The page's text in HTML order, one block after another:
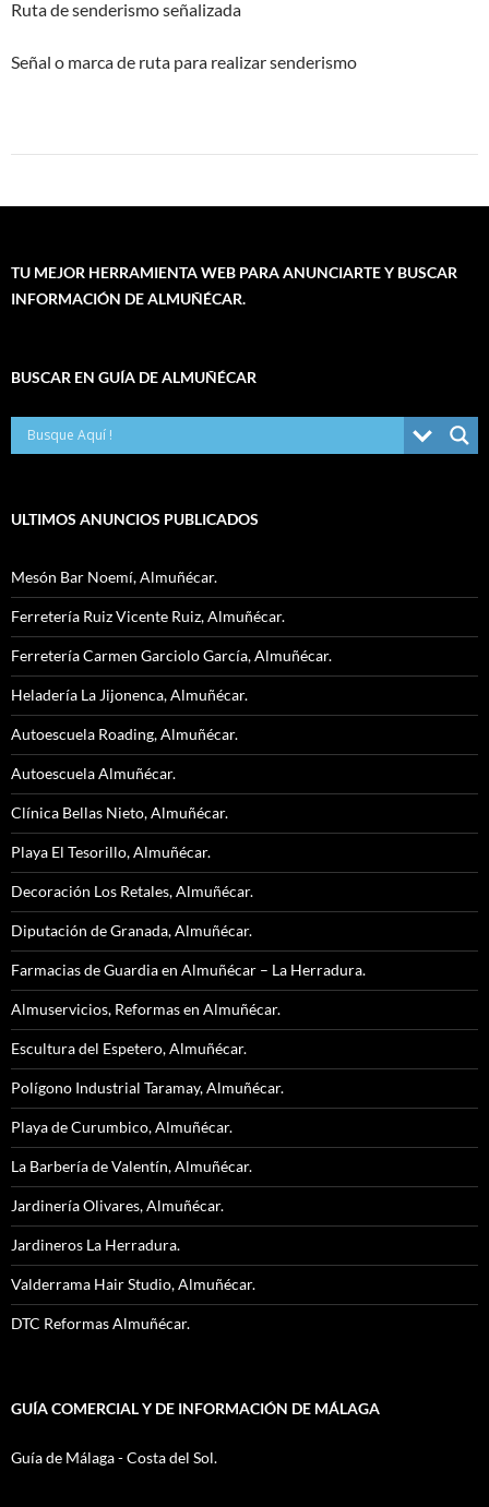
Ruta de senderismo señalizada
Señal o marca de ruta para realizar senderismo
TU MEJOR HERRAMIENTA WEB PARA ANUNCIARTE Y BUSCAR
INFORMACIÓN DE ALMUÑÉCAR.
BUSCAR EN GUÍA DE ALMUÑÉCAR
ULTIMOS ANUNCIOS PUBLICADOS
Mesón Bar Noemí, Almuñécar.
Ferretería Ruiz Vicente Ruiz, Almuñécar.
Ferretería Carmen Garciolo García, Almuñécar.
Heladería La Jijonenca, Almuñécar.
Autoescuela Roading, Almuñécar.
Autoescuela Almuñécar.
Clínica Bellas Nieto, Almuñécar.
Playa El Tesorillo, Almuñécar.
Decoración Los Retales, Almuñécar.
Diputación de Granada, Almuñécar.
Farmacias de Guardia en Almuñécar – La Herradura.
Almuservicios, Reformas en Almuñécar.
Escultura del Espetero, Almuñécar.
Polígono Industrial Taramay, Almuñécar.
Playa de Curumbico, Almuñécar.
La Barbería de Valentín, Almuñécar.
Jardinería Olivares, Almuñécar.
Jardineros La Herradura.
Valderrama Hair Studio, Almuñécar.
DTC Reformas Almuñécar.
GUÍA COMERCIAL Y DE INFORMACIÓN DE MÁLAGA
Guía de Málaga - Costa del Sol.